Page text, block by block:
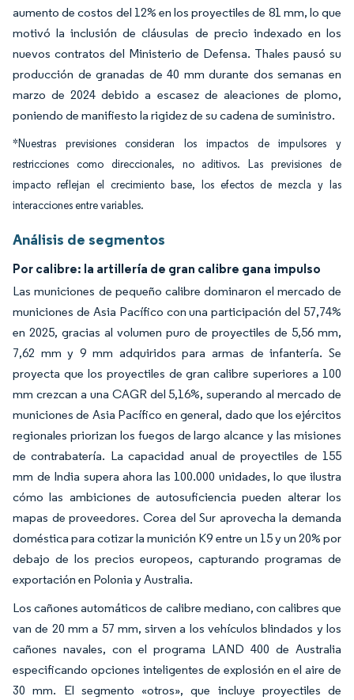
aumento de costos del 12% en los proyectiles de 81 mm, lo que
motivó la inclusión de cláusulas de precio indexado en los
nuevos contratos del Ministerio de Defensa. Thales pausó su
producción de granadas de 40 mm durante dos semanas en
marzo de 2024 debido a escasez de aleaciones de plomo,
poniendo de manifiesto la rigidez de su cadena de suministro.
*Nuestras previsiones consideran los impactos de impulsores y
restricciones como direccionales, no aditivos. Las previsiones de
impacto reflejan el crecimiento base, los efectos de mezcla y las
interacciones entre variables.
Análisis de segmentos
Por calibre: la artillería de gran calibre gana impulso
Las municiones de pequeño calibre dominaron el mercado de
municiones de Asia Pacífico con una participación del 57,74%
en 2025, gracias al volumen puro de proyectiles de 5,56 mm,
7,62 mm y 9 mm adquiridos para armas de infantería. Se
proyecta que los proyectiles de gran calibre superiores a 100
mm crezcan a una CAGR del 5,16%, superando al mercado de
municiones de Asia Pacífico en general, dado que los ejércitos
regionales priorizan los fuegos de largo alcance y las misiones
de contrabatería. La capacidad anual de proyectiles de 155
mm de India supera ahora las 100.000 unidades, lo que ilustra
cómo las ambiciones de autosuficiencia pueden alterar los
mapas de proveedores. Corea del Sur aprovecha la demanda
doméstica para cotizar la munición K9 entre un 15 y un 20% por
debajo de los precios europeos, capturando programas de
exportación en Polonia y Australia.
Los cañones automáticos de calibre mediano, con calibres que
van de 20 mm a 57 mm, sirven a los vehículos blindados y los
cañones navales, con el programa LAND 400 de Australia
especificando opciones inteligentes de explosión en el aire de
30 mm. El segmento «otros», que incluye proyectiles de